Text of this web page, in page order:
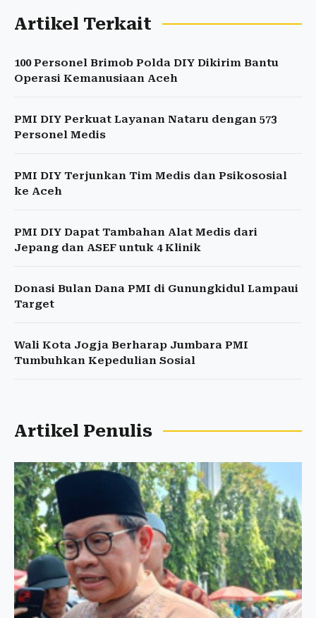
Artikel Terkait
100 Personel Brimob Polda DIY Dikirim Bantu
Operasi Kemanusiaan Aceh
PMI DIY Perkuat Layanan Nataru dengan 573
Personel Medis
PMI DIY Terjunkan Tim Medis dan Psikososial
ke Aceh
PMI DIY Dapat Tambahan Alat Medis dari
Jepang dan ASEF untuk 4 Klinik
Donasi Bulan Dana PMI di Gunungkidul Lampaui
Target
Wali Kota Jogja Berharap Jumbara PMI
Tumbuhkan Kepedulian Sosial
Artikel Penulis